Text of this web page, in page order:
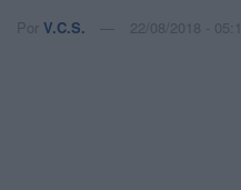
Por V.C.S. 22/08/2018 - 05:10